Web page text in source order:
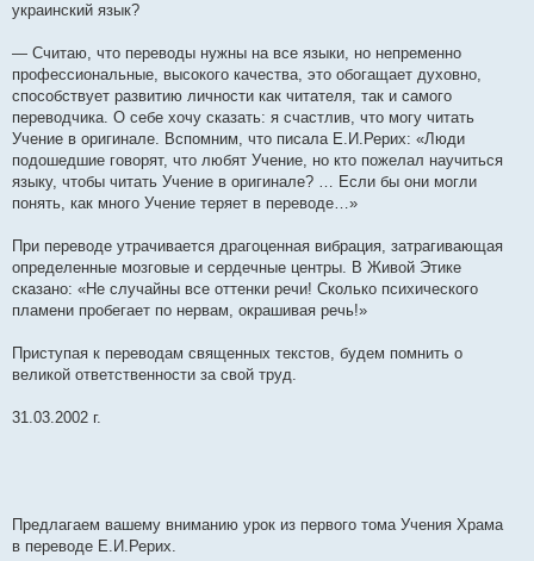
украинский язык?
— Считаю, что переводы нужны на все языки, но непременно
профессиональные, высокого качества, это обогащает духовно,
способствует развитию личности как читателя, так и самого
переводчика. О себе хочу сказать: я счастлив, что могу читать
Учение в оригинале. Вспомним, что писала Е.И.Рерих: «Люди
подошедшие говорят, что любят Учение, но кто пожелал научиться
языку, чтобы читать Учение в оригинале? … Если бы они могли
понять, как много Учение теряет в переводе…»
При переводе утрачивается драгоценная вибрация, затрагивающая
определенные мозговые и сердечные центры. В Живой Этике
сказано: «Не случайны все оттенки речи! Сколько психического
пламени пробегает по нервам, окрашивая речь!»
Приступая к переводам священных текстов, будем помнить о
великой ответственности за свой труд.
31.03.2002 г.
Предлагаем вашему вниманию урок из первого тома Учения Храма
в переводе Е.И.Рерих.